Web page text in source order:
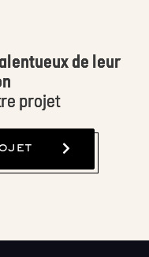
de leur
projet